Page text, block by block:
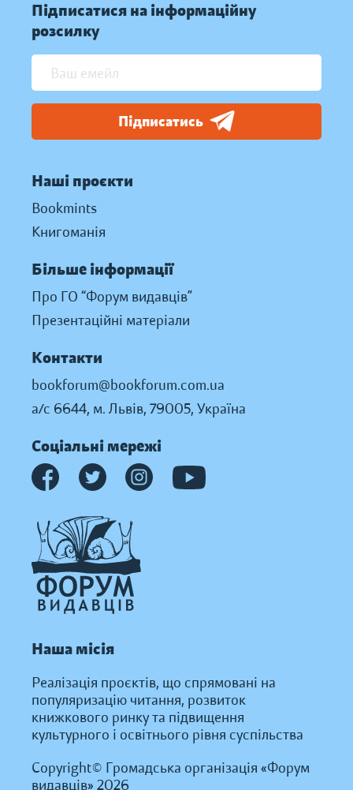
Підписатися на інформаційну
розсилку
Підписатись
Наші проєкти
Bookmints
Книгоманія
Більше інформації
Про ГО “Форум видавців”
Презентаційні матеріали
Контакти
bookforum@bookforum.com.ua
а/с 6644, м. Львів, 79005, Україна
Соціальні мережі
Наша місія
Реалізація проєктів, що спрямовані на
популяризацію читання, розвиток
книжкового ринку та підвищення
культурного і освітнього рівня суспільства
Copyright© Громадська організація «Форум
видавців» 2026